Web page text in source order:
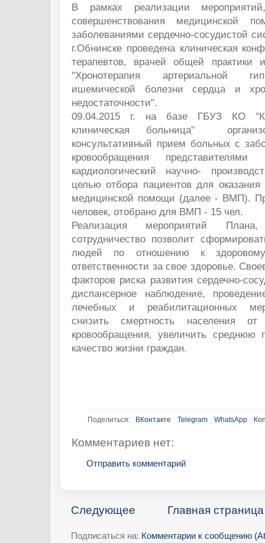
В рамках реализации
совершенствования медицинской
заболеваниями сердечно-сосудистой
г.Обнинске проведена клиническая
терапевтов, врачей общей практики
"Хронотерапия артериальной
ишемической болезни сердца и
недостаточности".
09.04.2015 г. на базе ГБУЗ КО
клиническая больница"
консультативный прием больных с
кровообращения
кардиологический научно-
целью отбора пациентов для оказания
медицинской помощи (далее - ВМП).
человек, отобрано для ВМП - 15 чел.
Реализация мероприятий Плана,
сотрудничество позволит
людей по отношению к
ответственности за свое здоровье.
факторов риска развития сердечно-
диспансерное наблюдение,
лечебных и реабилитационных
снизить смертность населения
кровообращения, увеличить среднюю
качество жизни граждан.
Поделиться: ВКонтакте Telegram WhatsApp
Комментариев нет:
Отправить комментарий
Следующее Главная страница
Подписаться на: Комментарии к сообщению